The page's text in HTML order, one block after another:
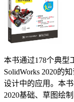
本书通过178个典型
SolidWorks 2020的
设计中的应用。本
2020基础、草图绘